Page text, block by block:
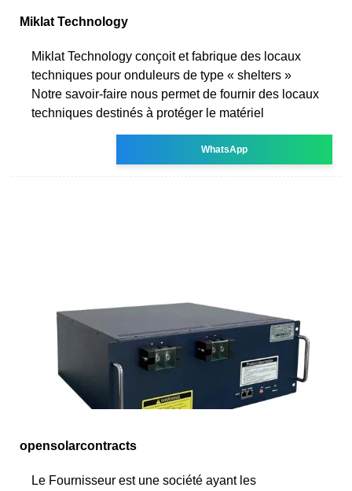
Miklat Technology
Miklat Technology conçoit et fabrique des locaux
techniques pour onduleurs de type « shelters »
Notre savoir-faire nous permet de fournir des locaux
techniques destinés à protéger le matériel
WhatsApp
opensolarcontracts
Le Fournisseur est une société ayant les